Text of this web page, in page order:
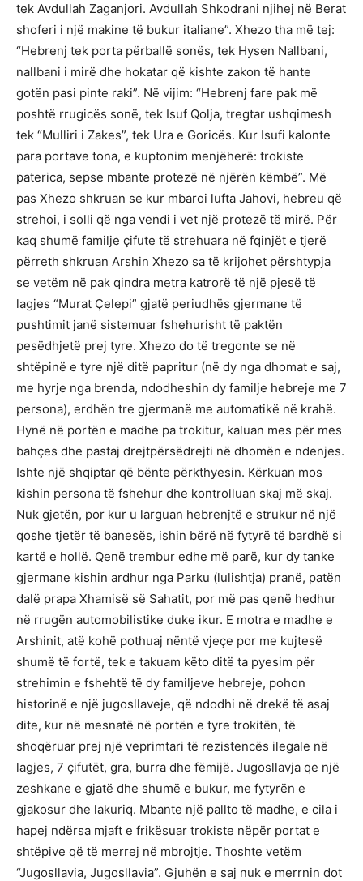
tek Avdullah Zaganjori. Avdullah Shkodrani njihej në Berat
shoferi i një makine të bukur italiane”. Xhezo tha më tej:
“Hebrenj tek porta përballë sonës, tek Hysen Nallbani,
nallbani i mirë dhe hokatar që kishte zakon të hante
gotën pasi pinte raki”. Në vijim: “Hebrenj fare pak më
poshtë rrugicës sonë, tek Isuf Qolja, tregtar ushqimesh
tek “Mulliri i Zakes”, tek Ura e Goricës. Kur Isufi kalonte
para portave tona, e kuptonim menjëherë: trokiste
paterica, sepse mbante protezë në njërën këmbë”. Më
pas Xhezo shkruan se kur mbaroi lufta Jahovi, hebreu që
strehoi, i solli që nga vendi i vet një protezë të mirë. Për
kaq shumë familje çifute të strehuara në fqinjët e tjerë
përreth shkruan Arshin Xhezo sa të krijohet përshtypja
se vetëm në pak qindra metra katrorë të një pjesë të
lagjes “Murat Çelepi” gjatë periudhës gjermane të
pushtimit janë sistemuar fshehurisht të paktën
pesëdhjetë prej tyre. Xhezo do të tregonte se në
shtëpinë e tyre një ditë papritur (në dy nga dhomat e saj,
me hyrje nga brenda, ndodheshin dy familje hebreje me 7
persona), erdhën tre gjermanë me automatikë në krahë.
Hynë në portën e madhe pa trokitur, kaluan mes për mes
bahçes dhe pastaj drejtpërsëdrejti në dhomën e ndenjes.
Ishte një shqiptar që bënte përkthyesin. Kërkuan mos
kishin persona të fshehur dhe kontrolluan skaj më skaj.
Nuk gjetën, por kur u larguan hebrenjtë e strukur në një
qoshe tjetër të banesës, ishin bërë në fytyrë të bardhë si
kartë e hollë. Qenë trembur edhe më parë, kur dy tanke
gjermane kishin ardhur nga Parku (lulishtja) pranë, patën
dalë prapa Xhamisë së Sahatit, por më pas qenë hedhur
në rrugën automobilistike duke ikur. E motra e madhe e
Arshinit, atë kohë pothuaj nëntë vjeçe por me kujtesë
shumë të fortë, tek e takuam këto ditë ta pyesim për
strehimin e fshehtë të dy familjeve hebreje, pohon
historinë e një jugosllaveje, që ndodhi në drekë të asaj
dite, kur në mesnatë në portën e tyre trokitën, të
shoqëruar prej një veprimtari të rezistencës ilegale në
lagjes, 7 çifutët, gra, burra dhe fëmijë. Jugosllavja qe një
zeshkane e gjatë dhe shumë e bukur, me fytyrën e
gjakosur dhe lakuriq. Mbante një pallto të madhe, e cila i
hapej ndërsa mjaft e frikësuar trokiste nëpër portat e
shtëpive që të merrej në mbrojtje. Thoshte vetëm
“Jugosllavia, Jugosllavia”. Gjuhën e saj nuk e merrnin dot